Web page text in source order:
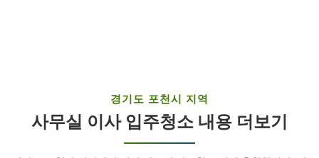
경기도 포천시 지역
사무실 이사 입주청소 내용 더보기